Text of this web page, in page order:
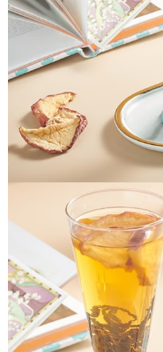
請求用戶進行身份認證。
５．嚴禁一人註冊多個帳號或使
恩沛科技股份有限公司將有權停